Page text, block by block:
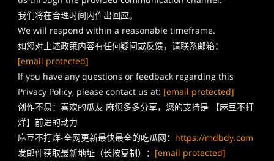
我们将在合理时间内作出回应。
We will respond within a reasonable timeframe.
如您对上述政策内容有任何疑问或反馈，请联系邮箱：
[email protected]
If you have any questions or feedback regarding this
Privacy Policy, please contact us at: [email protected]
创作不易：喜欢的瓜友 麻烦多多分享，您的支持是 【麻豆不打
烊】前进的动力
麻豆不打烊-全网更新最快最全的吃瓜网： https://mdbdy.com
发邮件获取最新地址（长按复制）： [email protected]